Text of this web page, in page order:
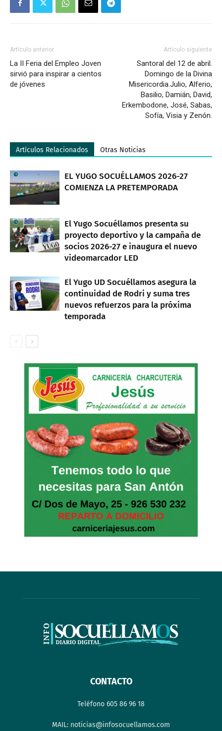
Artículo anterior
La II Feria del Empleo Joven
sirvió para inspirar a cientos
de jóvenes
Artículo siguiente
Santoral del 12 de abril.
Domingo de la Divina
Misericordia.Julio, Alferio,
Basilio, Damián, David,
Erkembodone, José, Sabas,
Sofía, Visia y Zenón.
Artículos Relacionados Otras Noticias
EL YUGO SOCUÉLLAMOS 2026-27
COMIENZA LA PRETEMPORADA
El Yugo Socuéllamos presenta su
proyecto deportivo y la campaña de
socios 2026-27 e inaugura el nuevo
videomarcador LED
El Yugo UD Socuéllamos asegura la
continuidad de Rodri y suma tres
nuevos refuerzos para la próxima
temporada
CONTACTO
Teléfono 605 86 96 18
MAIL: noticias@infosocuellamos.com